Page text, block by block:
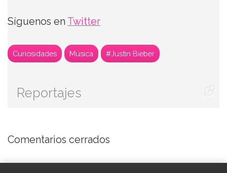
Síguenos en Twitter
Curiosidades Música #Justin Bieber
Reportajes
Comentarios cerrados